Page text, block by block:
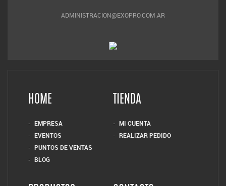
ADMINISTRACION@EXOPRO.COM.AR
HOME
EMPRESA
EVENTOS
PUNTOS DE VENTAS
BLOG
TIENDA
MI CUENTA
REALIZAR PEDIDO